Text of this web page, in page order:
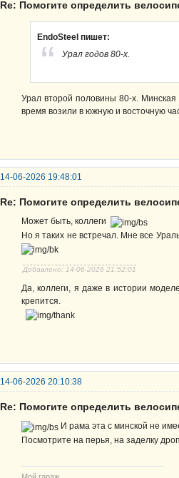
Re: Помогите определить
EndoSteel пишет:
Урал годов 80-х.
Урал второй половины 80-х. Минская
время возили в южную и восточную
14-06-2026 19:48:01
Re: Помогите определить
Может быть, коллеги
Но я таких не встречал. Мне все
Добавлено: 14-06-2026 21:52:01
Да, коллеги, я даже в истории
крепится.
14-06-2026 20:10:38
Re: Помогите определить
И рама эта с минской не
Посмотрите на перья, на заделку